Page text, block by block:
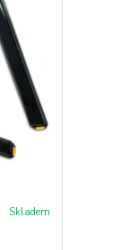
Skladem